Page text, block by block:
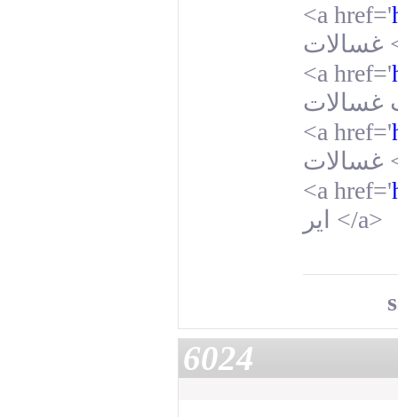
<a href='
<a href='
<a href='
<a href='
</a>
6024